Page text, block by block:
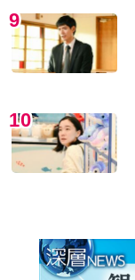
9
10